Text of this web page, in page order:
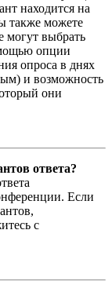
находится на
также можете
могут выбрать
опции
опроса в днях
и возможность
они
ответа?
Если
с